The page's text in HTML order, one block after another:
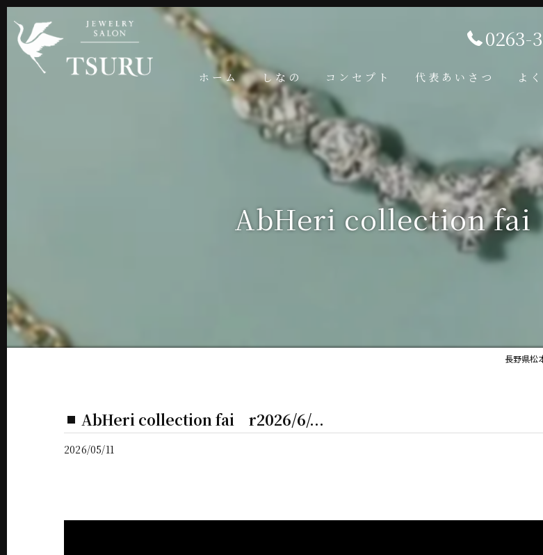
0263-
ホーム しなの コンセプト 代表あいさつ よ
AbHeri collection
長野県松
AbHeri collection fai r2026/6/...
2026/05/11